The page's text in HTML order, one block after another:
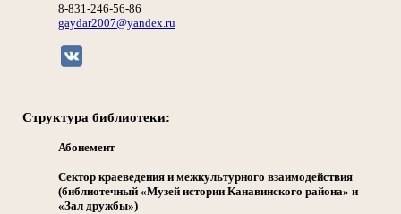
8-831-246-56-86
gaydar2007@yandex.ru
Структура библиотеки:
Абонемент
Сектор краеведения и межкультурного взаимодействия
(библиотечный «Музей истории Канавинского района» и
«Зал дружбы»)